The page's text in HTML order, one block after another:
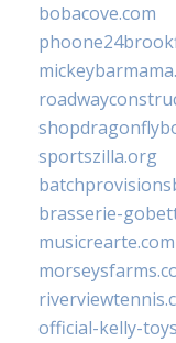
bobacove.com
sportszilla.org
brasserie-
musicrearte.com
official-kelly-